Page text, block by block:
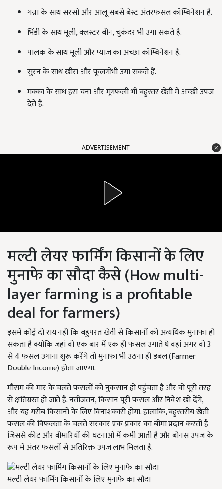
गन्ना के साथ सरसों और आलू सबसे बेस्ट अंतरफसल कॉम्बिनेशन है.
भिंडी के साथ मूली, क्लस्टर बीन, चुकंदर भी उगा सकते हैं.
पालक के साथ मूली और प्याज का अच्छा कॉम्बिनेशन है.
सुरन के साथ खीरा और फूलगोभी उगा सकते हैं.
मक्का के साथ हरा चना और मूंगफली भी बहुस्तर खेती में अच्छी उपज
देते हैं.
ADVERTISEMENT
मल्टी लेयर फार्मिंग किसानों के लिए
मुनाफे का सौदा कैसे (How multi-
layer farming is a profitable
deal for farmers)
इसमें कोई दो राय नहीं कि बहुपरत खेती से किसानों को अत्यधिक मुनाफा हो
सकता है क्योंकि जहां वो एक बार में एक ही फसल उगाते थे वहां अगर वो 3
से 4 फसल उगाना शुरू करेंगे तो मुनाफा भी उठना ही डबल (Farmer
Double Income) होता जाएगा.
मौसम की मार के चलते फसलों को नुकसान हो पहुंचता है और वो पूरी तरह
से क्षतिग्रस्त हो जाते हैं. नतीजतन, किसान पूरी फसल और निवेश खो देंगे,
और यह गरीब किसानों के लिए विनाशकारी होगा. हालांकि, बहुस्तरीय खेती
फसल की विफलता के चलते सरकार एक प्रकार का बीमा प्रदान करती है
जिससे कीट और बीमारियों की घटनाओं में कमी आती है और बोनस उपज के
रूप में अंतर फसलों से अतिरिक्त उपज लाभ मिलता है.
मल्टी लेयर फार्मिंग किसानों के लिए मुनाफे का सौदा